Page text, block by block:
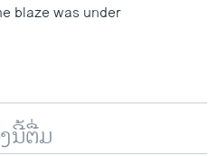
blaze was under
ນີ້ຕື່ມ